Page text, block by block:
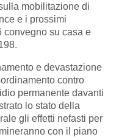
mobilitazione di
e i prossimi
convegno su casa e
e devastazione
contro
permanente davanti
lo stato della
gli effetti nefasti per
con il piano